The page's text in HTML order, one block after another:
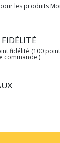
les produits
fidélité (100
commande )